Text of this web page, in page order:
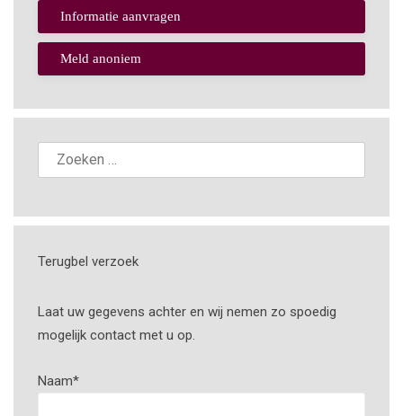
Informatie aanvragen
Meld anoniem
Terugbel verzoek
Laat uw gegevens achter en wij nemen zo spoedig
mogelijk contact met u op.
Naam*